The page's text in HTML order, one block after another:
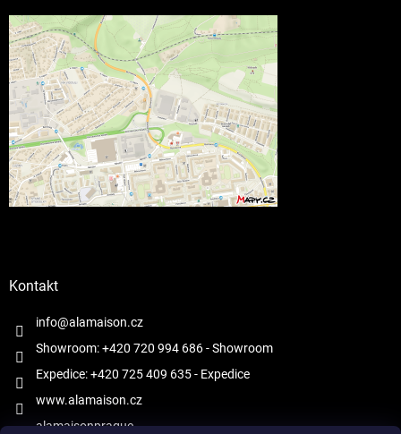
Kontakt
info@alamaison.cz
Showroom: +420 720 994 686- Showroom
Expedice: +420 725 409 635- Expedice
www.alamaison.cz
alamaisonprague